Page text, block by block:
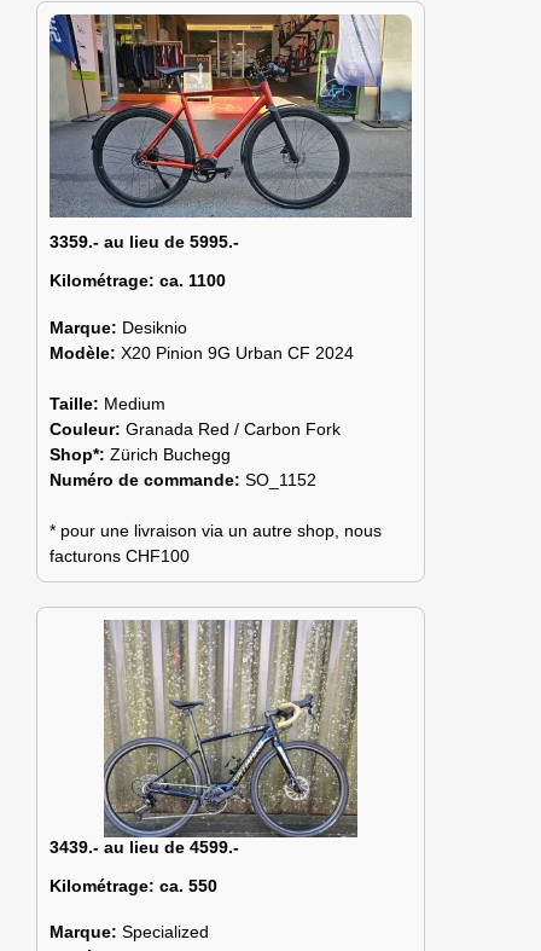
3359.- au lieu de 5995.-
Kilométrage: ca. 1100
Marque: Desiknio
Modèle: X20 Pinion 9G Urban CF 2024
Taille: Medium
Couleur: Granada Red / Carbon Fork
Shop*: Zürich Buchegg
Numéro de commande: SO_1152
* pour une livraison via un autre shop, nous
facturons CHF100
3439.- au lieu de 4599.-
Kilométrage: ca. 550
Marque: Specialized